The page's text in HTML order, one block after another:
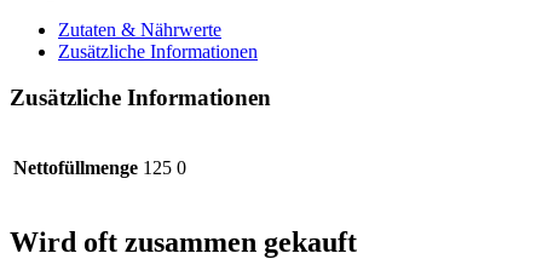
Zutaten & Nährwerte
Zusätzliche Informationen
Zusätzliche Informationen
Nettofüllmenge 125 0
Wird oft zusammen gekauft